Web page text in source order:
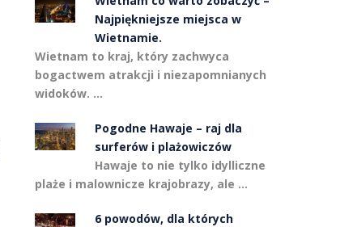
Najpiękniejsze miejsca w
Wietnamie.
Wietnam to kraj, który zachwyca
bogactwem atrakcji i niezapomnianych
widoków. …
Pogodne Hawaje – raj dla
surferów i plażowiczów
Hawaje to nie tylko idylliczne
plaże i malownicze krajobrazy, ale …
6 powodów, dla których